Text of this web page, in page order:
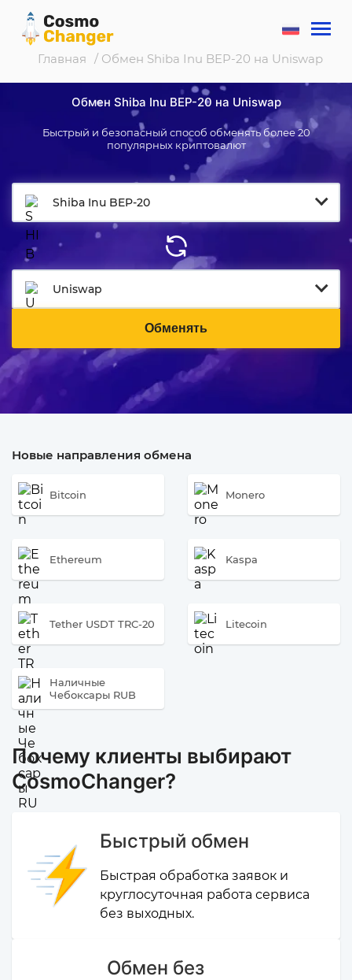
Главная / Обмен Shiba Inu BEP-20 на Uniswap
Обмен Shiba Inu BEP-20 на Uniswap
Быстрый и безопасный способ обменять более 20
популярных криптовалют
Shiba Inu BEP-20
Uniswap
Обменять
Новые направления обмена
Bitcoin Monero
Ethereum Kaspa
Tether USDT TRC-20 Litecoin
Наличные
Чебоксары RUB
Почему клиенты выбирают
CosmoChanger?
Быстрый обмен
Быстрая обработка заявок и
круглосуточная работа сервиса
без выходных.
Обмен без